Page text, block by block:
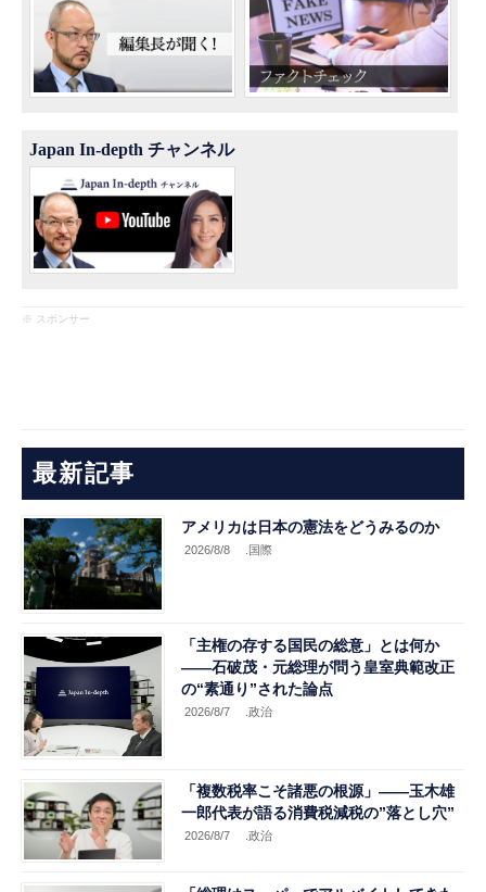
Japan In-depth チャンネル
※ スポンサー
最新記事
アメリカは日本の憲法をどうみるのか
2026/8/8 .国際
「主権の存する国民の総意」とは何か
――石破茂・元総理が問う皇室典範改正
の“素通り”された論点
2026/8/7 .政治
「複数税率こそ諸悪の根源」――玉木雄
一郎代表が語る消費税減税の”落とし穴”
2026/8/7 .政治